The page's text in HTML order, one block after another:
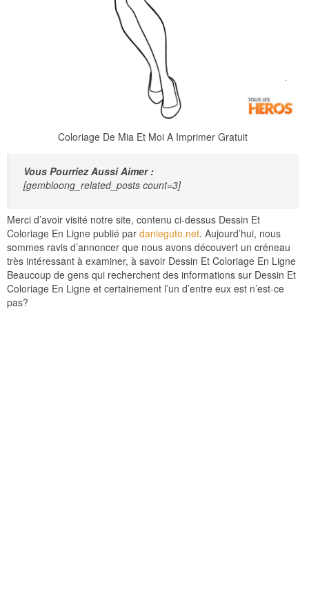
Coloriage De Mia Et Moi A Imprimer Gratuit
Vous Pourriez Aussi Aimer :
[gembloong_related_posts count=3]
Merci d’avoir visité notre site, contenu ci-dessus Dessin Et
Coloriage En Ligne publié par danieguto.net. Aujourd’hui, nous
sommes ravis d’annoncer que nous avons découvert un créneau
très intéressant à examiner, à savoir Dessin Et Coloriage En Ligne
Beaucoup de gens qui recherchent des informations sur Dessin Et
Coloriage En Ligne et certainement l’un d’entre eux est n’est-ce
pas?